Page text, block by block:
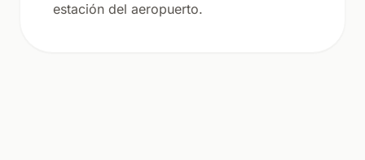
estación del aeropuerto.